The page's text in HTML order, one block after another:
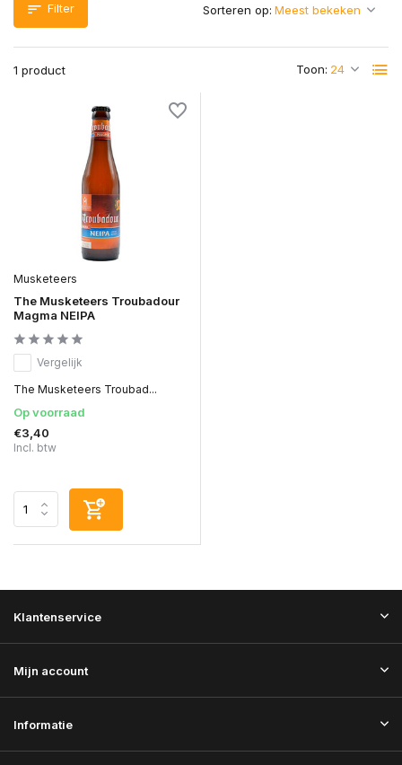
Filter
1 product Toon:
Sorteren op:
Musketeers
The Musketeers Troubadour
Magma NEIPA
Vergelijk
The Musketeers Troubad...
Op voorraad
€3,40
Incl. btw
Klantenservice
Mijn account
Informatie